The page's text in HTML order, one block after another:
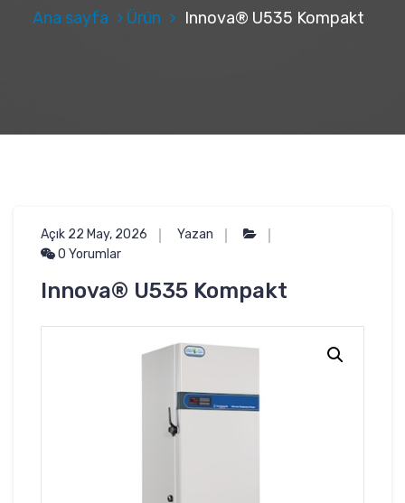
Ana sayfa Ürün Innova® U535 Kompakt
Açık 22 May, 2026
Yazan
0 Yorumlar
Innova® U535 Kompakt